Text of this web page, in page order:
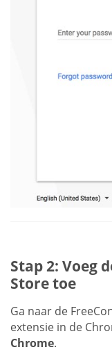
Stap 2: Voeg
Store toe
Ga naar de
extensie in de
Chrome.